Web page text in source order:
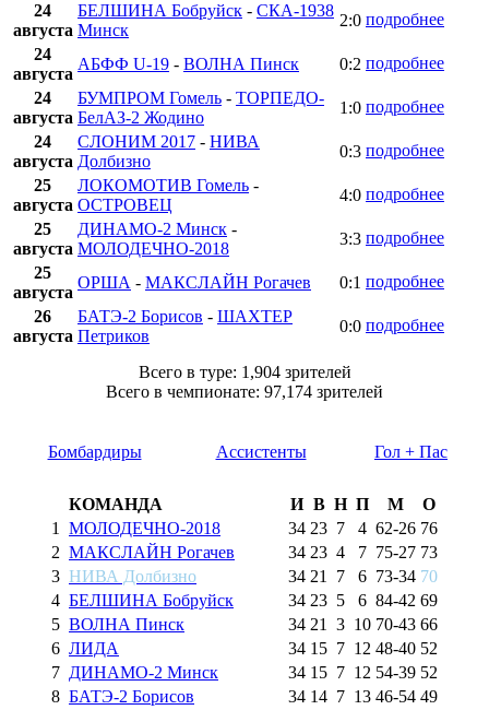
24
августа
БЕЛШИНА Бобруйск - СКА-1938
Минск
2:0 подробнее
24
августа
АБФФ U-19 - ВОЛНА Пинск 0:2 подробнее
24
августа
БУМПРОМ Гомель - ТОРПЕДО-
БелАЗ-2 Жодино
1:0 подробнее
24
августа
СЛОНИМ 2017 - НИВА
Долбизно
0:3 подробнее
25
августа
ЛОКОМОТИВ Гомель -
ОСТРОВЕЦ
4:0 подробнее
25
августа
ДИНАМО-2 Минск -
МОЛОДЕЧНО-2018
3:3 подробнее
25
августа
ОРША - МАКСЛАЙН Рогачев 0:1 подробнее
26
августа
БАТЭ-2 Борисов - ШАХТЕР
Петриков
0:0 подробнее
Всего в туре: 1,904 зрителей
Всего в чемпионате: 97,174 зрителей
Бомбардиры Ассистенты Гол + Пас
КОМАНДА И В Н П М
О
1
МОЛОДЕЧНО-2018 34 23 7 4 62-26 76
2 МАКСЛАЙН Рогачев 34 23 4 7 75-27 73
3 НИВА Долбизно 34 21 7 6 73-34 70
4 БЕЛШИНА Бобруйск 34 23 5 6 84-42 69
5 ВОЛНА Пинск 34 21 3 10 70-43 66
6 ЛИДА 34 15 7 12 48-40 52
7 ДИНАМО-2 Минск 34 15 7 12 54-39 52
8 БАТЭ-2 Борисов 34 14 7 13 46-54 49